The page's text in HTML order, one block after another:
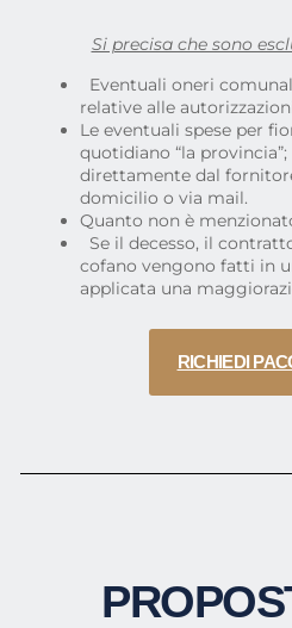
Si precisa che sono
Eventuali oneri
relative alle
Le eventuali spese per
quotidiano “la
direttamente dal
domicilio o via mail.
Quanto non è
Se il decesso, il
cofano vengono fatti in
applicata una
RICHIEDI